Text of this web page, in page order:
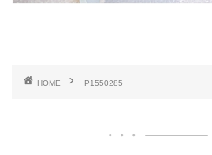
HOME P1550285